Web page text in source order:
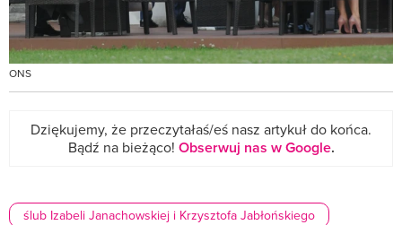
ONS
Dziękujemy, że przeczytałaś/eś nasz artykuł do końca.
Bądź na bieżąco! Obserwuj nas w Google.
ślub Izabeli Janachowskiej i Krzysztofa Jabłońskiego